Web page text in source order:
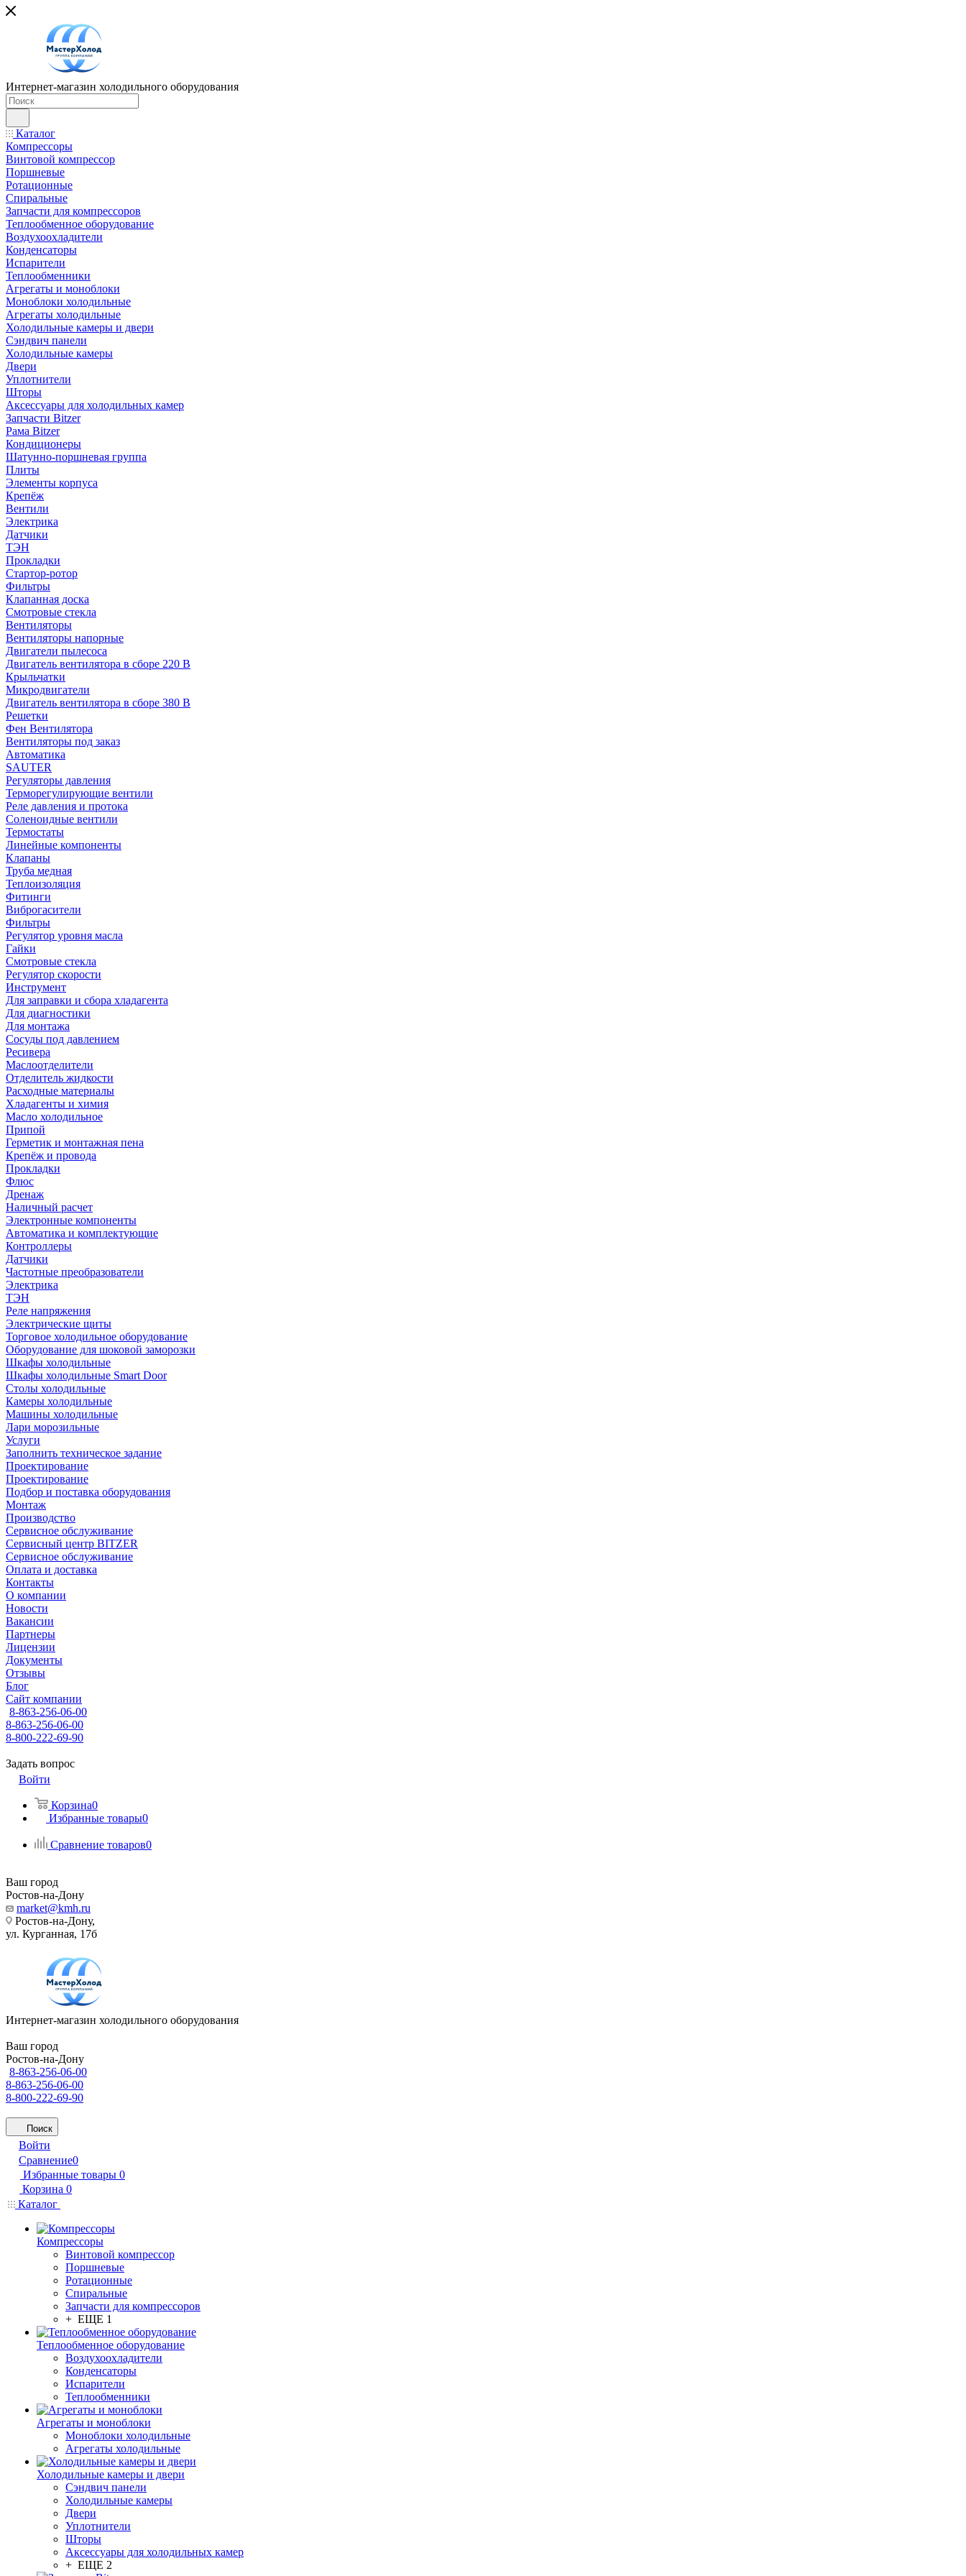
Интернет-магазин холодильного оборудования
Каталог
Компрессоры
Винтовой компрессор
Поршневые
Ротационные
Спиральные
Запчасти для компрессоров
Теплообменное оборудование
Воздухоохладители
Конденсаторы
Испарители
Теплообменники
Агрегаты и моноблоки
Моноблоки холодильные
Агрегаты холодильные
Холодильные камеры и двери
Сэндвич панели
Холодильные камеры
Двери
Уплотнители
Шторы
Аксессуары для холодильных камер
Запчасти Bitzer
Рама Bitzer
Кондиционеры
Шатунно-поршневая группа
Плиты
Элементы корпуса
Крепёж
Вентили
Электрика
Датчики
ТЭН
Прокладки
Стартор-ротор
Фильтры
Клапанная доска
Смотровые стекла
Вентиляторы
Вентиляторы напорные
Двигатели пылесоса
Двигатель вентилятора в сборе 220 В
Крыльчатки
Микродвигатели
Двигатель вентилятора в сборе 380 В
Решетки
Фен Вентилятора
Вентиляторы под заказ
Автоматика
SAUTER
Регуляторы давления
Терморегулирующие вентили
Реле давления и протока
Соленоидные вентили
Термостаты
Линейные компоненты
Клапаны
Труба медная
Теплоизоляция
Фитинги
Виброгасители
Фильтры
Регулятор уровня масла
Гайки
Смотровые стекла
Регулятор скорости
Инструмент
Для заправки и сбора хладагента
Для диагностики
Для монтажа
Сосуды под давлением
Ресивера
Маслоотделители
Отделитель жидкости
Расходные материалы
Хладагенты и химия
Масло холодильное
Припой
Герметик и монтажная пена
Крепёж и провода
Прокладки
Флюс
Дренаж
Наличный расчет
Электронные компоненты
Автоматика и комплектующие
Контроллеры
Датчики
Частотные преобразователи
Электрика
ТЭН
Реле напряжения
Электрические щиты
Торговое холодильное оборудование
Оборудование для шоковой заморозки
Шкафы холодильные
Шкафы холодильные Smart Door
Столы холодильные
Камеры холодильные
Машины холодильные
Лари морозильные
Услуги
Заполнить техническое задание
Проектирование
Проектирование
Подбор и поставка оборудования
Монтаж
Производство
Сервисное обслуживание
Сервисный центр BITZER
Сервисное обслуживание
Оплата и доставка
Контакты
О компании
Новости
Вакансии
Партнеры
Лицензии
Документы
Отзывы
Блог
Сайт компании
8-863-256-06-00
8-863-256-06-00
8-800-222-69-90
Задать вопрос
Войти
Корзина0
Избранные товары0
Сравнение товаров0
Ваш город
Ростов-на-Дону
market@kmh.ru
Ростов-на-Дону,
ул. Курганная, 17б
Интернет-магазин холодильного оборудования
Ваш город
Ростов-на-Дону
8-863-256-06-00
8-863-256-06-00
8-800-222-69-90
Поиск
Войти
Сравнение0
Избранные товары 0
Корзина 0
Каталог
Компрессоры
Винтовой компрессор
Поршневые
Ротационные
Спиральные
Запчасти для компрессоров
+ ЕЩЕ 1
Теплообменное оборудование
Воздухоохладители
Конденсаторы
Испарители
Теплообменники
Агрегаты и моноблоки
Моноблоки холодильные
Агрегаты холодильные
Холодильные камеры и двери
Сэндвич панели
Холодильные камеры
Двери
Уплотнители
Шторы
Аксессуары для холодильных камер
+ ЕЩЕ 2